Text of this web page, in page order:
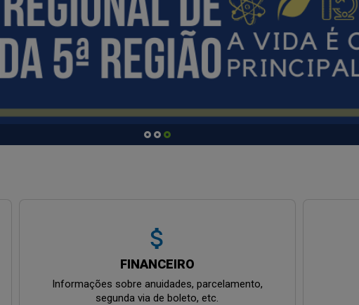
attach_money
FINANCEIRO
Informações sobre anuidades, parcelamento,
segunda via de boleto, etc.